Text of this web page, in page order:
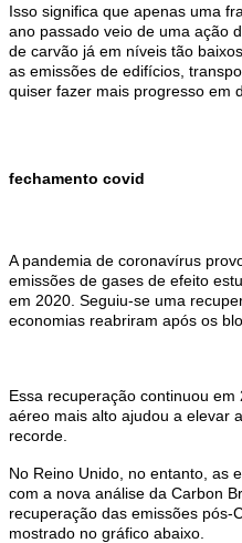
Isso significa que apenas uma
ano passado veio de uma ação
de carvão já em níveis tão
as emissões de edifícios,
quiser fazer mais progresso em
fechamento covid
A pandemia de coronavírus
emissões de gases de efeito
em 2020. Seguiu-se uma
economias reabriram após os
Essa recuperação continuou
aéreo mais alto ajudou a elevar
recorde.
No Reino Unido, no entanto, as
com a nova análise da Carbon
recuperação das emissões pós-
mostrado no gráfico abaixo.